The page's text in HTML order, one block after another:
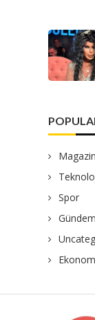
Magazin
Spor
Gündem